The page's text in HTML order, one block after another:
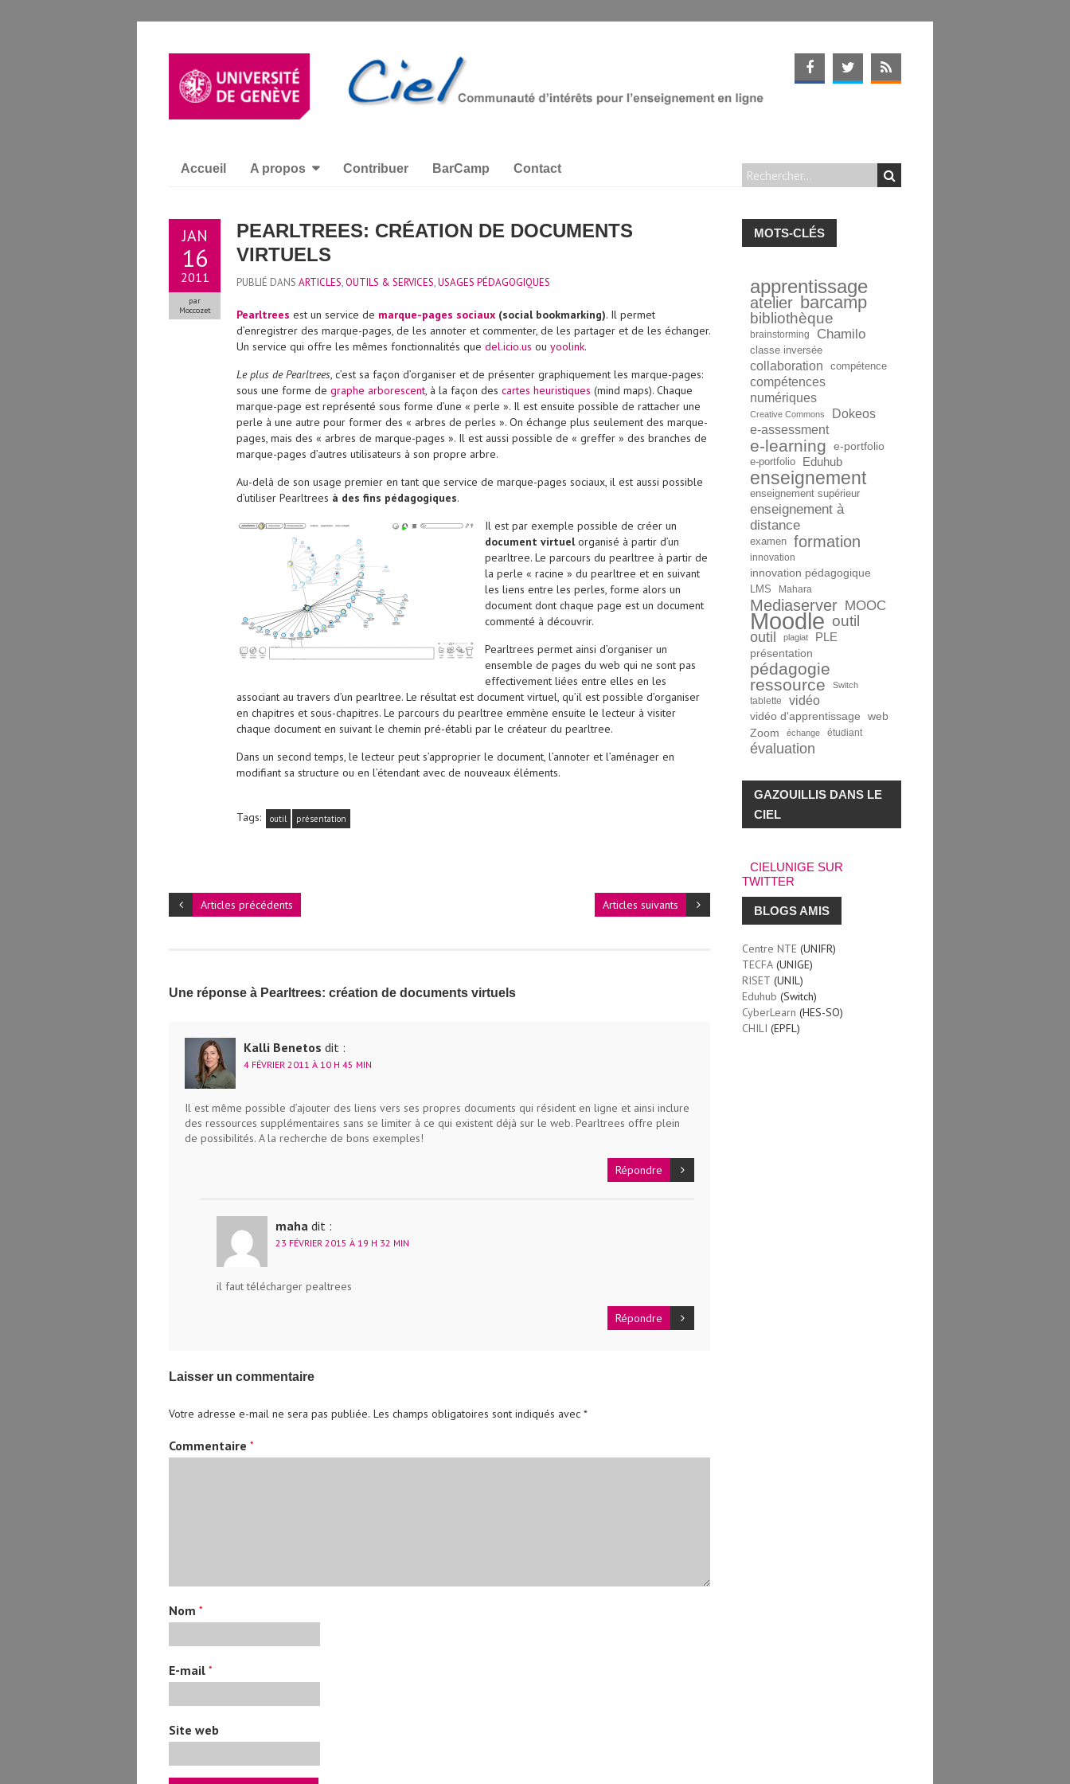
Accueil A propos Contribuer BarCamp Contact
JAN
16
2011
par
Moccozet
PEARLTREES: CRÉATION DE DOCUMENTS
VIRTUELS
PUBLIÉ DANS ARTICLES,OUTILS & SERVICES,USAGES PÉDAGOGIQUES
Pearltrees est un service de marque-pages sociaux (social bookmarking). Il permet
d’enregistrer des marque-pages, de les annoter et commenter, de les partager et de les échanger.
Un service qui offre les mêmes fonctionnalités que del.icio.us ou yoolink.
Le plus de Pearltrees, c’est sa façon d’organiser et de présenter graphiquement les marque-pages:
sous une forme de graphe arborescent, à la façon des cartes heuristiques (mind maps). Chaque
marque-page est représenté sous forme d’une « perle ». Il est ensuite possible de rattacher une
perle à une autre pour former des « arbres de perles ». On échange plus seulement des marque-
pages, mais des « arbres de marque-pages ». Il est aussi possible de « greffer » des branches de
marque-pages d’autres utilisateurs à son propre arbre.
Au-delà de son usage premier en tant que service de marque-pages sociaux, il est aussi possible
d’utiliser Pearltrees à des fins pédagogiques.
Il est par exemple possible de créer un
document virtuelorganisé à partir d’un
pearltree. Le parcours du pearltree à partir de
la perle « racine » du pearltree et en suivant
les liens entre les perles, forme alors un
document dont chaque page est un document
commenté à découvrir.
Pearltrees permet ainsi d’organiser un
ensemble de pages du web qui ne sont pas
effectivement liées entre elles en les
associant au travers d’un pearltree. Le résultat est document virtuel, qu’il est possible d’organiser
en chapitres et sous-chapitres. Le parcours du pearltree emmène ensuite le lecteur à visiter
chaque document en suivant le chemin pré-établi par le créateur du pearltree.
Dans un second temps, le lecteur peut s’approprier le document, l’annoter et l’aménager en
modifiant sa structure ou en l’étendant avec de nouveaux éléments.
Tags: outil présentation
Articles suivants
Articles précédents
Une réponse à Pearltrees: création de documents virtuels
Kalli Benetos dit :
4 FÉVRIER 2011 À 10 H 45 MIN
Il est même possible d’ajouter des liens vers ses propres documents qui résident en ligne et ainsi inclure
des ressources supplémentaires sans se limiter à ce qui existent déjà sur le web. Pearltrees offre plein
de possibilités. A la recherche de bons exemples!
Répondre
maha dit :
23 FÉVRIER 2015 À 19 H 32 MIN
il faut télécharger pealtrees
Répondre
Laisser un commentaire
Votre adresse e-mail ne sera pas publiée. Les champs obligatoires sont indiqués avec *
Commentaire *
Nom *
E-mail *
Site web
MOTS-CLÉS
apprentissage
atelier barcamp
bibliothèque
brainstorming Chamilo
classe inversée
collaboration compétence
compétences
numériques
Creative Commons
Dokeos
e-assessment
e-learning e-portfolio
e-portfolio Eduhub
enseignement
enseignement supérieur
enseignement à
distance
examen formation
innovation
innovation pédagogique
LMS Mahara
Mediaserver MOOC
Moodle outil
outil plagiat PLE
présentation
pédagogie
ressource
Switch
tablette vidéo
vidéo d'apprentissage web
Zoom échange étudiant
évaluation
GAZOUILLIS DANS LE
CIEL
CIELUNIGE SUR
TWITTER
BLOGS AMIS
Centre NTE (UNIFR)
TECFA (UNIGE)
RISET (UNIL)
Eduhub (Switch)
CyberLearn (HES-SO)
CHILI (EPFL)